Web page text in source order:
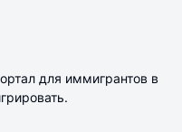
для иммигрантов в